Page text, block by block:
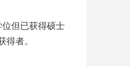
但已获得硕士
者。